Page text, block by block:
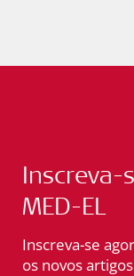
Inscreva-
MED-EL
Inscreva-se
os novos